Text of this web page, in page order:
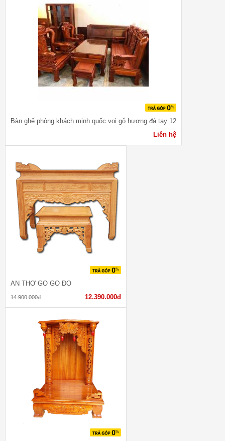
Bàn ghế phòng khách minh quốc voi gỗ hương đá tay 12
Liên hệ
ÁN THỜ GỖ GÕ ĐỎ
14.900.000đ 12.390.000đ